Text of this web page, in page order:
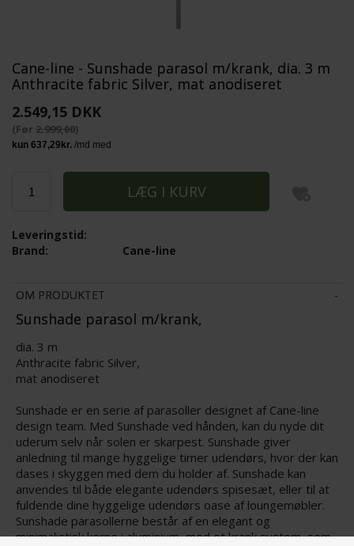
Cane-line - Sunshade parasol m/krank, dia. 3 m
Anthracite fabric Silver, mat anodiseret
2.549,15 DKK
(Før 2.999,00)
Leveringstid:
Cane-line
Brand:
OM PRODUKTET
Sunshade parasol m/krank,
dia. 3 m
Anthracite fabric Silver,
mat anodiseret
Sunshade er en serie af parasoller designet af Cane-line
design team. Med Sunshade ved hånden, kan du nyde dit
uderum selv når solen er skarpest. Sunshade giver
anledning til mange hyggelige timer udendørs, hvor der kan
dases i skyggen med dem du holder af. Sunshade kan
anvendes til både elegante udendørs spisesæt, eller til at
fuldende dine hyggelige udendørs oase af loungemøbler.
Sunshade parasollerne består af en elegant og
minimalistisk kerne i aluminium, med et krank system, som